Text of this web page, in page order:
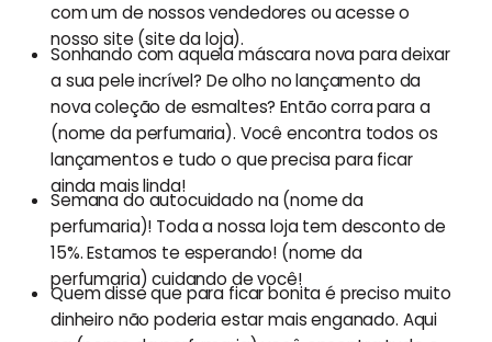
com um de nossos vendedores ou acesse o
nosso site (site da loja).
Sonhando com aquela máscara nova para deixar
a sua pele incrível? De olho no lançamento da
nova coleção de esmaltes? Então corra para a
(nome da perfumaria). Você encontra todos os
lançamentos e tudo o que precisa para ficar
ainda mais linda!
Semana do autocuidado na (nome da
perfumaria)! Toda a nossa loja tem desconto de
15%. Estamos te esperando! (nome da
perfumaria) cuidando de você!
Quem disse que para ficar bonita é preciso muito
dinheiro não poderia estar mais enganado. Aqui